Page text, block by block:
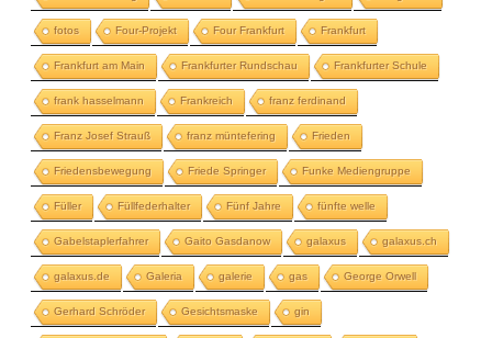
fotos Four-Projekt Four Frankfurt Frankfurt
Frankfurt am Main Frankfurter Rundschau Frankfurter Schule
frank hasselmann Frankreich franz ferdinand
Franz Josef Strauß franz müntefering Frieden
Friedensbewegung Friede Springer Funke Mediengruppe
Füller Füllfederhalter Fünf Jahre fünfte welle
Gabelstaplerfahrer Gaito Gasdanow galaxus galaxus.ch
galaxus.de Galeria galerie gas George Orwell
Gerhard Schröder Gesichtsmaske gin